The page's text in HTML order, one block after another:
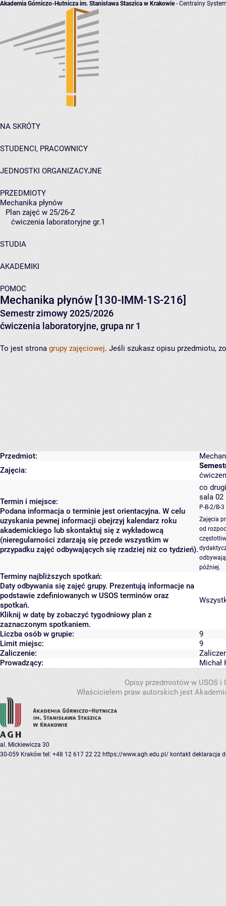
Akademia Górniczo-Hutnicza im. Stanisława Staszica w Krakowie- Centralny
NA SKRÓTY
STUDENCI, PRACOWNICY
JEDNOSTKI ORGANIZACYJNE
PRZEDMIOTY
Mechanika płynów
Plan zajęć w 25/26-Z
ćwiczenia laboratoryjne gr.1
STUDIA
AKADEMIKI
POMOC
Mechanika płynów [130-IMM-1S-216]
Semestr zimowy 2025/2026
ćwiczenia laboratoryjne, grupa nr 1
To jest strona grupy zajęciowej. Jeśli szukasz opisu przedmiotu,
Przedmiot:
Zajęcia:
Termin i miejsce:
Podana informacja o terminie jest orientacyjna. W celu
uzyskania pewnej informacji obejrzyj kalendarz roku
akademickiego lub skontaktuj się z wykładowcą
(nieregularności zdarzają się przede wszystkim w
przypadku zajęć odbywających się rzadziej niż co tydzień).
co
sala 02
P-B-2/B-3
Zajęcia
od
później.
Terminy najbliższych spotkań:
Daty odbywania się zajęć grupy. Prezentują informacje na
podstawie zdefiniowanych w USOS terminów oraz
spotkań.
Kliknij w datę by zobaczyć tygodniowy plan z
zaznaczonym spotkaniem.
Liczba osób w grupie:
9
Limit miejsc:
9
Zaliczenie:
Prowadzący:
Michał
Opisy przedmiotów w USOS
Właścicielem praw autorskich jest
al. Mickiewicza 30
30-059 Kraków tel: +48 12 617 22 22 https://www.agh.edu.pl/ kontakt deklaracja